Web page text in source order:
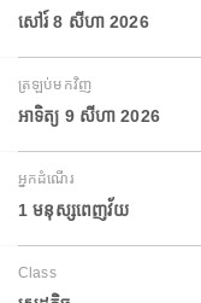
សៅរ៍ 8 សីហា 2026
ត្រឡប់មកវិញ
អាទិត្យ 9 សីហា 2026
អ្នកដំណើរ
1 មនុស្សពេញវ័យ
Class